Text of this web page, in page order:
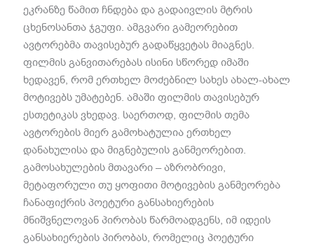
ეკრანზე წამით ჩნდება და გადაივლის მტრის
ცხენოსანთა ჯგუფი. ამგვარი გამეორებით
ავტორებმა თავისებურ გადაწყვეტას მიაგნეს.
ფილმის განვითარებას ისინი სწორედ იმაში
ხედავენ, რომ ერთხელ მოძებნილ სახეს ახალ-ახალ
მოტივებს უმატებენ. ამაში ფილმის თავისებურ
ესთეტიკას ვხედავ. საერთოდ, ფილმის თემა
ავტორების მიერ გამოხატულია ერთხელ
დანახულისა და მიგნებულის განმეორებით.
გამოსახულების მთავარი – აზრობრივი,
მეტაფორული თუ ყოფითი მოტივების განმეორება
ჩანაფიქრის პოეტური განსახიერების
მნიშვნელოვან პირობას წარმოადგენს, იმ იდეის
განსახიერების პირობას, რომელიც პოეტური